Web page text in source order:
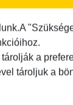
a
tároljuk a